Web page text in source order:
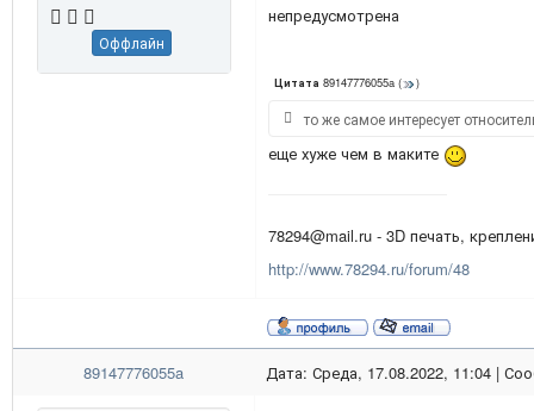
Оффлайн
непредусмотрена
Цитата 89147776055a ( )
то же самое интересует
еще хуже чем в маките
78294@mail.ru - 3D печать,
http://www.78294.ru/forum/48
89147776055a Дата: Среда, 17.08.2022, 11:04 |